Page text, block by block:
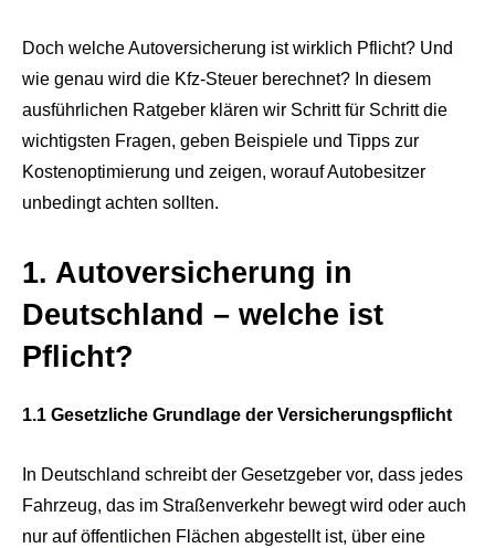
Doch welche Autoversicherung ist wirklich Pflicht? Und
wie genau wird die Kfz-Steuer berechnet? In diesem
ausführlichen Ratgeber klären wir Schritt für Schritt die
wichtigsten Fragen, geben Beispiele und Tipps zur
Kostenoptimierung und zeigen, worauf Autobesitzer
unbedingt achten sollten.
1. Autoversicherung in
Deutschland – welche ist
Pflicht?
1.1 Gesetzliche Grundlage der Versicherungspflicht
In Deutschland schreibt der Gesetzgeber vor, dass jedes
Fahrzeug, das im Straßenverkehr bewegt wird oder auch
nur auf öffentlichen Flächen abgestellt ist, über eine